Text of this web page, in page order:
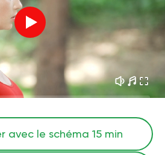
avec le schéma 15 min